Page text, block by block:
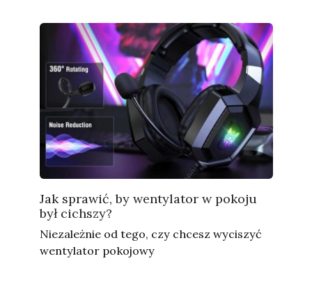
Jak sprawić, by wentylator w pokoju
był cichszy?
Niezależnie od tego, czy chcesz wyciszyć
wentylator pokojowy